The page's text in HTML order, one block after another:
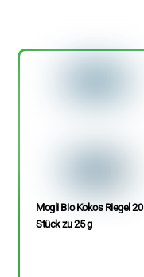
Mogli Bio Kokos Riegel 20
Stück zu 25 g